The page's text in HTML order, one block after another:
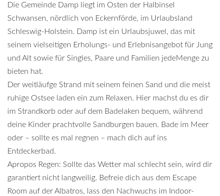
Die Gemeinde Damp liegt im Osten der Halbinsel
Schwansen, nördlich von Eckernförde, im Urlaubsland
Schleswig-Holstein. Damp ist ein Urlaubsjuwel, das mit
seinem vielseitigen Erholungs- und Erlebnisangebot für Jung
und Alt sowie für Singles, Paare und Familien jedeMenge zu
bieten hat.
Der weitläufge Strand mit seinem feinen Sand und die meist
ruhige Ostsee laden ein zum Relaxen. Hier machst du es dir
im Strandkorb oder auf dem Badelaken bequem, während
deine Kinder prachtvolle Sandburgen bauen. Bade im Meer
oder – sollte es mal regnen – mach dich auf ins
Entdeckerbad.
Apropos Regen: Sollte das Wetter mal schlecht sein, wird dir
garantiert nicht langweilig. Befreie dich aus dem Escape
Room auf der Albatros, lass den Nachwuchs im Indoor-